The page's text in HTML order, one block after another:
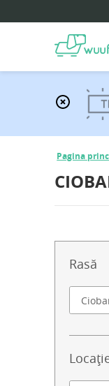
Pagina
Rasă